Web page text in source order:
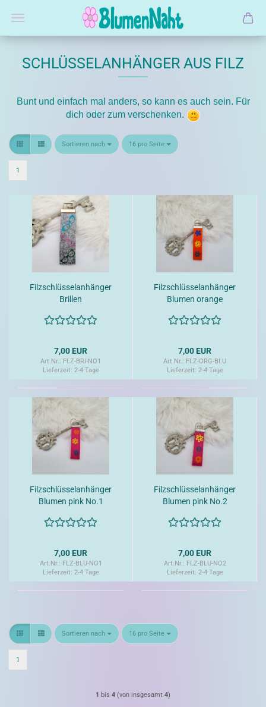
SCHLÜSSELANHÄNGER AUS FILZ
Bunt und einfach mal anders, so kann es auch sein. Für
dich oder zum verschenken.
Sortieren nach
Sortieren nach 16 pro Seite
pro Seite
1
Filzschlüsselanhänger
Brillen
7,00 EUR
Art.Nr.: FLZ-BRI-NO1
Lieferzeit: 2-4 Tage
Filzschlüsselanhänger
Blumen orange
7,00 EUR
Art.Nr.: FLZ-ORG-BLU
Lieferzeit: 2-4 Tage
Filzschlüsselanhänger
Blumen pink No.1
7,00 EUR
Art.Nr.: FLZ-BLU-NO1
Lieferzeit: 2-4 Tage
Filzschlüsselanhänger
Blumen pink No.2
7,00 EUR
Art.Nr.: FLZ-BLU-NO2
Lieferzeit: 2-4 Tage
Sortieren nach
Sortieren nach 16 pro Seite
pro Seite
1
1 bis 4 (von insgesamt 4)